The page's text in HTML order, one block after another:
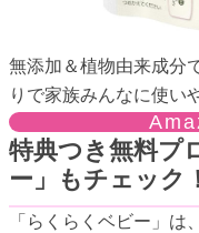
無添加＆植物由来成分
りで家族みんなに使い
特典つき無料プ
ー」もチェック！
「らくらくベビー」は